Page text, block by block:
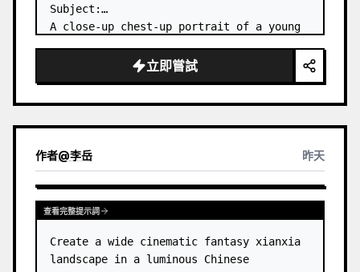
Subject:
A close-up chest-up portrait of a young
leaning her cheek on one hand and
smiling with one eye closed at a wooden
立即嘗試
作者@李岳 昨天
查看完整提示詞
Create a wide cinematic fantasy xianxia
landscape in a luminous Chinese